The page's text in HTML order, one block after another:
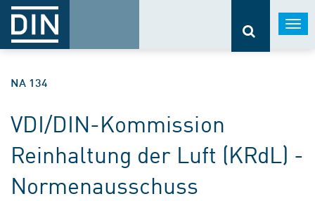
NA 134
VDI/DIN-Kommission
Reinhaltung der Luft (KRdL) -
Normenausschuss